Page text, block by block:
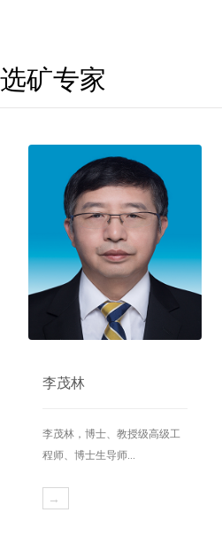
选矿专家
李茂林
李茂林，博士、教授级高级工
程师、博士生导师...
→